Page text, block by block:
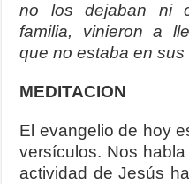
no los dejaban ni
familia, vinieron a
que no estaba en sus
MEDITACION
El evangelio de hoy
versículos. Nos
actividad de Jesús